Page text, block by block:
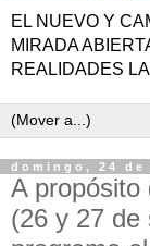
EL NUEVO Y
MIRADA
REALIDADES
domingo, 24 de
A propósito
(26 y 27 de